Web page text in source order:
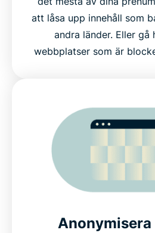
att låsa upp innehåll som
andra länder. Eller gå
webbplatser som är